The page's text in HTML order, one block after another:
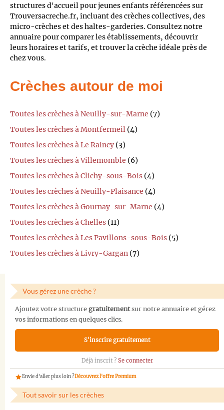
structures d'accueil pour jeunes enfants référencées sur
Trouversacreche.fr, incluant des crèches collectives, des
micro-crèches et des haltes-garderies. Consultez notre
annuaire pour comparer les établissements, découvrir
leurs horaires et tarifs, et trouver la crèche idéale près de
chez vous.
Crèches autour de moi
Toutes les crèches à Neuilly-sur-Marne (7)
Toutes les crèches à Montfermeil (4)
Toutes les crèches à Le Raincy (3)
Toutes les crèches à Villemomble (6)
Toutes les crèches à Clichy-sous-Bois (4)
Toutes les crèches à Neuilly-Plaisance (4)
Toutes les crèches à Gournay-sur-Marne (4)
Toutes les crèches à Chelles (11)
Toutes les crèches à Les Pavillons-sous-Bois (5)
Toutes les crèches à Livry-Gargan (7)
Vous gérez une crèche ?
Ajoutez votre structure gratuitementsur notre annuaire et gérez
vos informations en quelques clics.
S'inscrire gratuitement
Déjà inscrit ? Se connecter
Envie d'aller plus loin ?Découvrez l'offre Premium
Tout savoir sur les crèches